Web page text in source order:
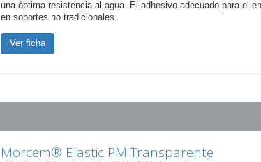
una óptima resistencia al agua. El adhesivo adecuado para el
en soportes no tradicionales.
Ver ficha
Morcem® Elastic PM Transparente